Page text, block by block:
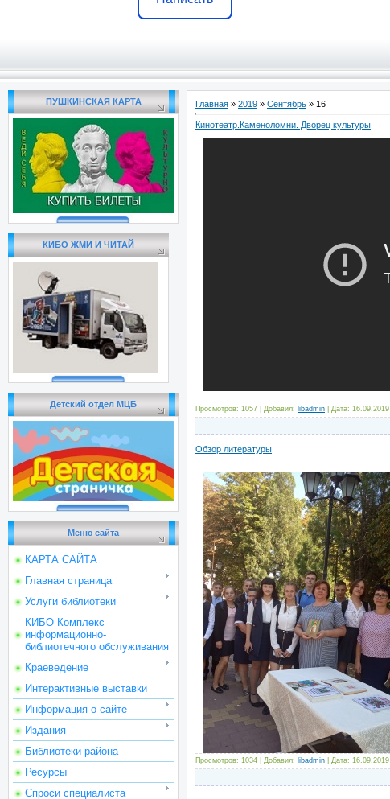
ПУШКИНСКАЯ КАРТА
КИБО ЖМИ И ЧИТАЙ
Детский отдел МЦБ
Меню сайта
КАРТА САЙТА
Главная страница
Услуги библиотеки
КИБО Комплекс
информационно-
библиотечного обслуживания
Краеведение
Интерактивные выставки
Информация о сайте
Издания
Библиотеки района
Ресурсы
Спроси специалиста
Главная » 2019 » Сентябрь » 16
Кинотеатр.Каменоломни. Дворец культуры
Просмотров: 1057 | Добавил: libadmin | Дата: 16.09.2019
Обзор литературы
Просмотров: 1034 | Добавил: libadmin | Дата: 16.09.2019